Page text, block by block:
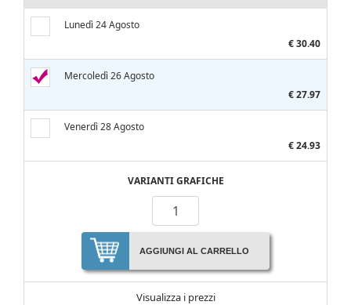
Lunedì 24 Agosto
€ 30.40
Mercoledì 26 Agosto
€ 27.97
Venerdì 28 Agosto
€ 24.93
VARIANTI GRAFICHE
AGGIUNGI AL CARRELLO
Visualizza i prezzi